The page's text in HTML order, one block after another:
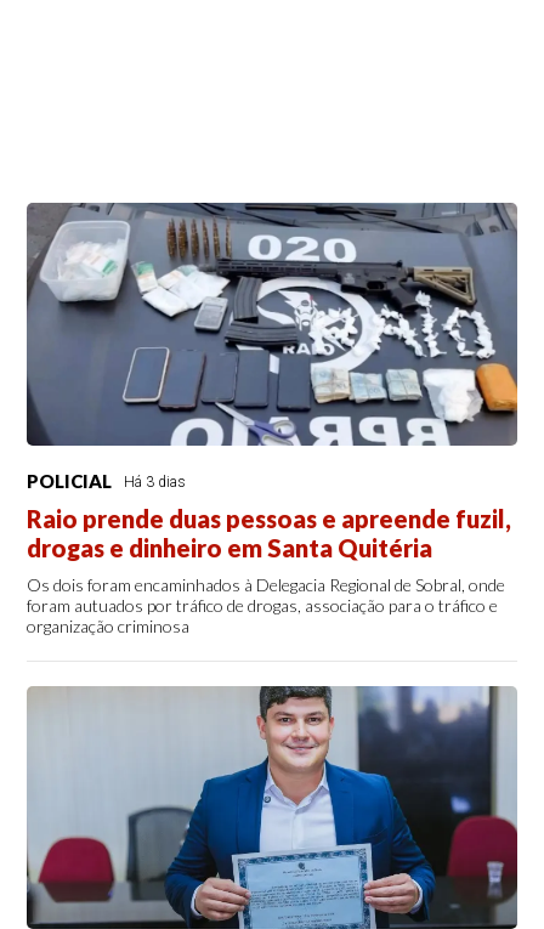
POLICIAL Há 3 dias
Raio prende duas pessoas e apreende fuzil,
drogas e dinheiro em Santa Quitéria
Os dois foram encaminhados à Delegacia Regional de Sobral, onde
foram autuados por tráfico de drogas, associação para o tráfico e
organização criminosa